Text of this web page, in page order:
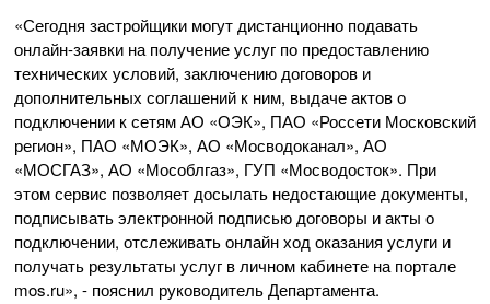
«Сегодня застройщики могут дистанционно подавать
онлайн-заявки на получение услуг по предоставлению
технических условий, заключению договоров и
дополнительных соглашений к ним, выдаче актов о
подключении к сетям АО «ОЭК», ПАО «Россети Московский
регион», ПАО «МОЭК», АО «Мосводоканал», АО
«МОСГАЗ», АО «Мособлгаз», ГУП «Мосводосток». При
этом сервис позволяет досылать недостающие документы,
подписывать электронной подписью договоры и акты о
подключении, отслеживать онлайн ход оказания услуги и
получать результаты услуг в личном кабинете на портале
mos.ru», - пояснил руководитель Департамента.